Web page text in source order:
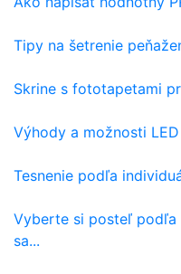
Tipy na šetrenie
Skrine s fototapetami
Výhody a možnosti
Tesnenie podľa
Vyberte si posteľ podľa
sa...